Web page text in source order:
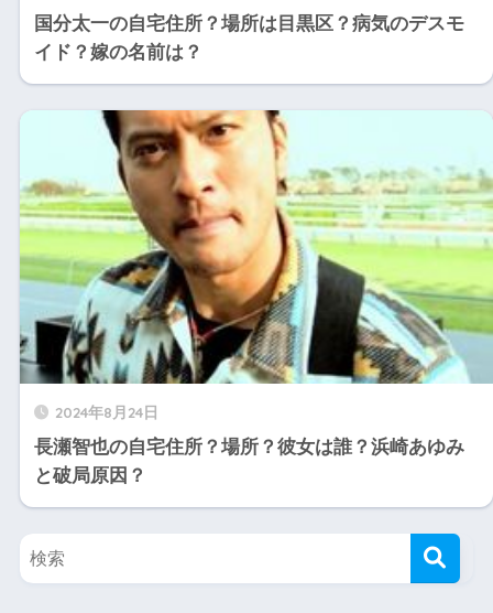
国分太一の自宅住所？場所は目黒区？病気のデスモ
イド？嫁の名前は？
2024年8月24日
長瀬智也の自宅住所？場所？彼女は誰？浜崎あゆみ
と破局原因？